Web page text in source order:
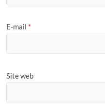
E-mail *
Site web